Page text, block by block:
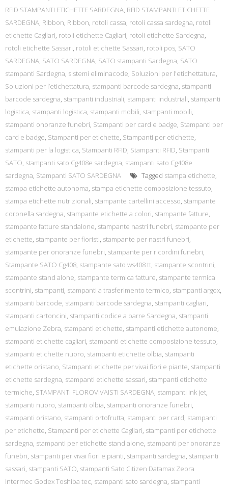
RFID STAMPANTI ETICHETTE SARDEGNA, RFID STAMPANTI ETICHETTE
SARDEGNA, Ribbon, Ribbon, rotoli cassa, rotoli cassa sardegna, rotoli
etichette Cagliari, rotoli etichette Cagliari, rotoli etichette Sardegna,
rotoli etichette Sassari, rotoli etichette Sassari, rotoli pos, SATO
SARDEGNA, SATO SARDEGNA, SATO stampanti Sardegna, SATO
stampanti Sardegna, sistemi eliminacode, Soluzioni per l'etichettatura,
Soluzioni per l’etichettatura, stampanti barcode sardegna, stampanti
barcode sardegna, stampanti industriali, stampanti industriali, stampanti
logistica, stampanti logistica, stampanti mobili, stampanti mobili,
stampanti onoranze funebri, Stampanti per card e badge, Stampanti per
card e badge, Stampanti per etichette, Stampanti per etichette,
stampanti per la logistica, Stampanti RFID, Stampanti RFID, Stampanti
SATO, stampanti sato Cg408e sardegna, stampanti sato Cg408e
sardegna, Stampanti SATO SARDEGNA Tagged stampa etichette,
stampa etichette autonoma, stampa etichette composizione tessuto,
stampa etichette nutrizionali, stampante cartellini accesso, stampante
coronella sardegna, stampante etichette a colori, stampante fatture,
stampante fatture standalone, stampante nastri funebri, stampante per
etichette, stampante per fioristi, stampante per nastri funebri,
stampante per onoranze funebri, stampante per ricordini funebri,
Stampante SATO Cg408, stampante sato ws408 tt, stampante scontrini,
stampante stand alone, stampante termica fatture, stampante termica
scontrini, stampanti, stampanti a trasferimento termico, stampanti argox,
stampanti barcode, stampanti barcode sardegna, stampanti cagliari,
stampanti cartoncini, stampanti codice a barre Sardegna, stampanti
emulazione Zebra, stampanti etichette, stampanti etichette autonome,
stampanti etichette cagliari, stampanti etichette composizione tessuto,
stampanti etichette nuoro, stampanti etichette olbia, stampanti
etichette oristano, Stampanti etichette per vivai fiori e piante, stampanti
etichette sardegna, stampanti etichette sassari, stampanti etichette
termiche, STAMPANTI FLOROVIVAISTI SARDEGNA, stampanti ink jet,
stampanti nuoro, stampanti olbia, stampanti onoranze funebri,
stampanti oristano, stampanti ortofrutta, stampanti per card, stampanti
per etichette, Stampanti per etichette Cagliari, stampanti per etichette
sardegna, stampanti per etichette stand alone, stampanti per onoranze
funebri, stampanti per vivai fiori e pianti, stampanti sardegna, stampanti
sassari, stampanti SATO, stampanti Sato Citizen Datamax Zebra
Intermec Godex Toshiba tec, stampanti sato sardegna, stampanti